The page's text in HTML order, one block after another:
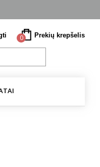
0 Prekių krepšelis